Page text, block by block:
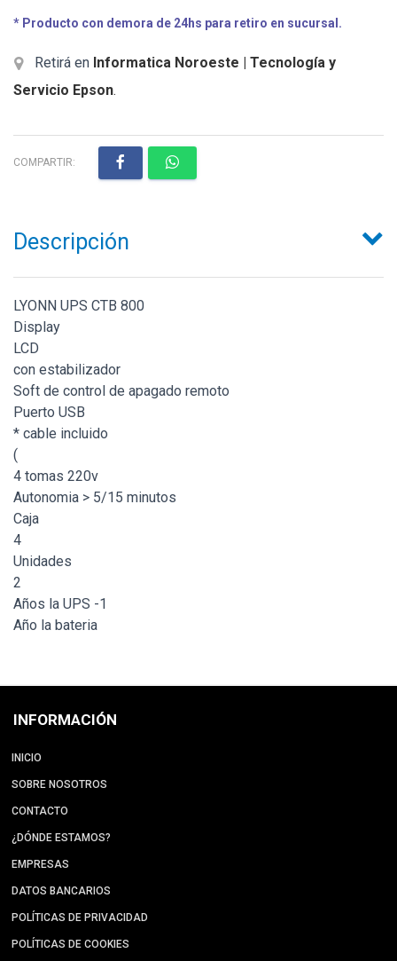
* Producto con demora de 24hs para retiro en sucursal.
Retirá en Informatica Noroeste | Tecnología y
Servicio Epson.
COMPARTIR:
Descripción
LYONN UPS CTB 800
Display
LCD
con estabilizador
Soft de control de apagado remoto
Puerto USB
* cable incluido
(
4 tomas 220v
Autonomia > 5/15 minutos
Caja
4
Unidades
2
Años la UPS -1
Año la bateria
INFORMACIÓN
INICIO
SOBRE NOSOTROS
CONTACTO
¿DÓNDE ESTAMOS?
EMPRESAS
DATOS BANCARIOS
POLÍTICAS DE PRIVACIDAD
POLÍTICAS DE COOKIES